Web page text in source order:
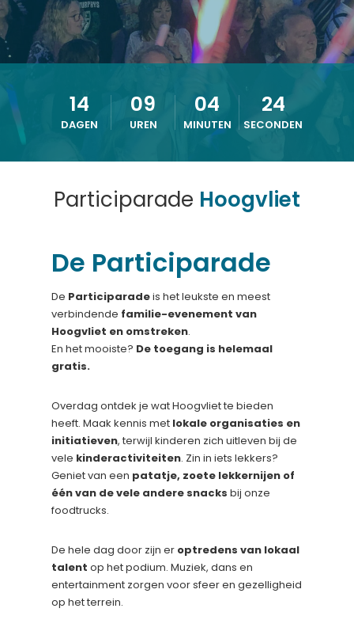
14
DAGEN
09
UREN
04
MINUTEN
23
SECONDEN
Participarade Hoogvliet
De Participarade
De Participaradeis het leukste en meest
verbindende familie-evenement van
Hoogvliet en omstreken.
En het mooiste? De toegang is helemaal
gratis.
Overdag ontdek je wat Hoogvliet te bieden
heeft. Maak kennis met lokale organisaties en
initiatieven, terwijl kinderen zich uitleven bij de
vele kinderactiviteiten. Zin in iets lekkers?
Geniet van een patatje, zoete lekkernijen of
één van de vele andere snacks bij onze
foodtrucks.
De hele dag door zijn er optredens van lokaal
talent op het podium. Muziek, dans en
entertainment zorgen voor sfeer en gezelligheid
op het terrein.